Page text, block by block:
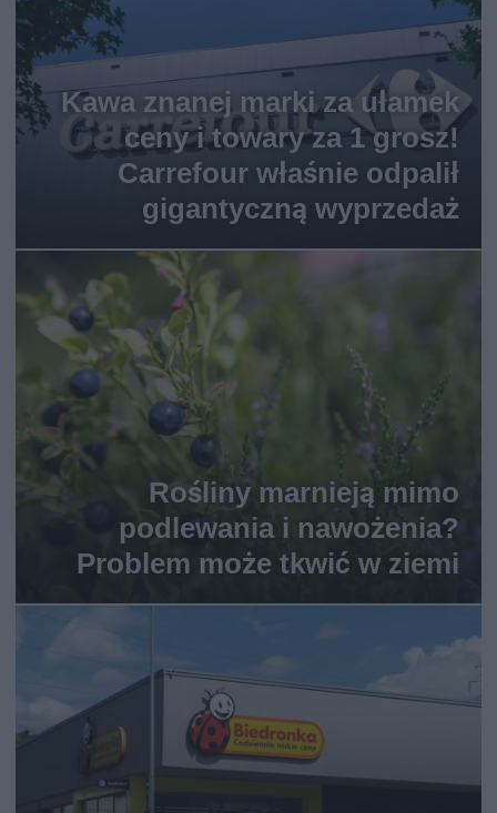
Kawa znanej marki za ułamek
ceny i towary za 1 grosz!
Carrefour właśnie odpalił
gigantyczną wyprzedaż
Rośliny marnieją mimo
podlewania i nawożenia?
Problem może tkwić w ziemi